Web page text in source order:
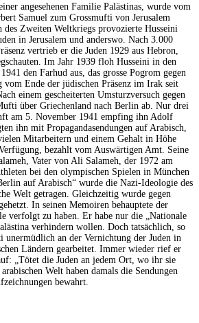
angesehenen Familie Palästinas, wurde vom
Samuel zum Grossmufti von Jerusalem
des Zweiten Weltkriegs provozierte Husseini
in Jerusalem und anderswo. Nach 3.000
vertrieb er die Juden 1929 aus Hebron,
Im Jahr 1939 floh Husseini in den
den Farhud aus, das grosse Pogrom gegen
vom Ende der jüdischen Präsenz im Irak seit
einem gescheiterten Umsturzversuch gegen
über Griechenland nach Berlin ab. Nur drei
am 5. November 1941 empfing ihn Adolf
ihn mit Propagandasendungen auf Arabisch,
Mitarbeitern und einem Gehalt in Höhe
bezahlt vom Auswärtigen Amt. Seine
Vater von Ali Salameh, der 1972 am
bei den olympischen Spielen in München
auf Arabisch“ wurde die Nazi-Ideologie des
Welt getragen. Gleichzeitig wurde gegen
In seinen Memoiren behauptete der
verfolgt zu haben. Er habe nur die „Nationale
verhindern wollen. Doch tatsächlich, so
unermüdlich an der Vernichtung der Juden in
Ländern gearbeitet. Immer wieder rief er
„Tötet die Juden an jedem Ort, wo ihr sie
Welt haben damals die Sendungen
bewahrt.